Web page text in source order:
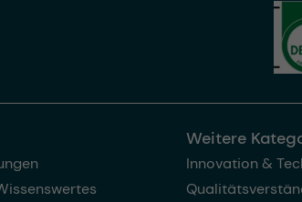
Weitere
Innovation &